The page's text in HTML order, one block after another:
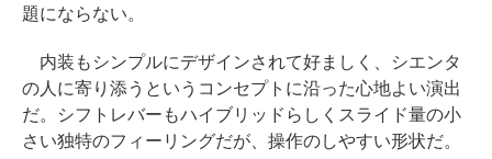
題にならない。
内装もシンプルにデザインされて好ましく、シエンタ
の人に寄り添うというコンセプトに沿った心地よい演出
だ。シフトレバーもハイブリッドらしくスライド量の小
さい独特のフィーリングだが、操作のしやすい形状だ。